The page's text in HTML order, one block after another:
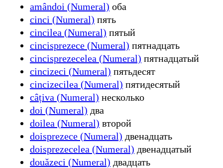
amândoi (Numeral) оба
cinci (Numeral) пять
cincilea (Numeral) пятый
cincisprezece (Numeral) пятнадцать
cincisprezecelea (Numeral) пятнадцатый
cincizeci (Numeral) пятьдесят
cincizecilea (Numeral) пятидесятый
câțiva (Numeral) несколько
doi (Numeral) два
doilea (Numeral) второй
doisprezece (Numeral) двенадцать
doisprezecelea (Numeral) двенадцатый
douăzeci (Numeral) двадцать